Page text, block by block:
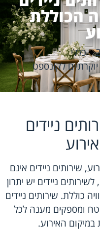
הכוללת
כללי
לקונספט
ניידים
שירותים ניידים אינם
ניידים יש יתרון
כוללת. שירותים ניידים
ומספקים מענה לכל
במיקום האירוע.